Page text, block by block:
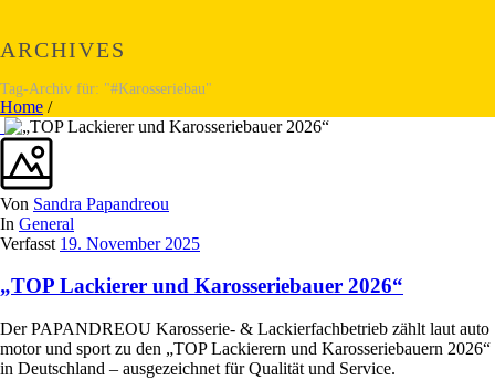
ARCHIVES
Tag-Archiv für: "#Karosseriebau"
Home /
Von Sandra Papandreou
In General
Verfasst 19. November 2025
„TOP Lackierer und Karosseriebauer 2026“
Der PAPANDREOU Karosserie- & Lackierfachbetrieb zählt laut auto
motor und sport zu den „TOP Lackierern und Karosseriebauern 2026“
in Deutschland – ausgezeichnet für Qualität und Service.